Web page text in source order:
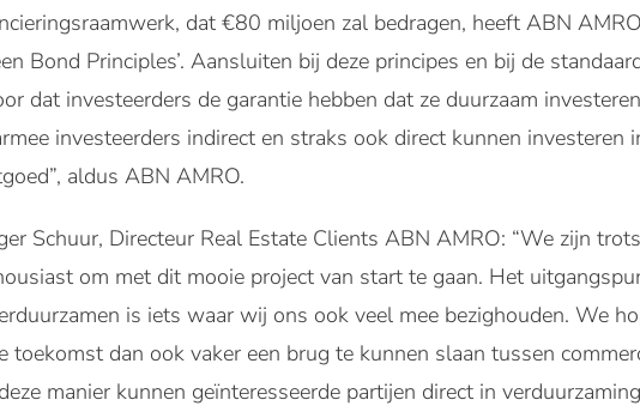
dat €80 miljoen zal bedragen, heeft ABN
Bond Principles’. Aansluiten bij deze principes en bij de
dat investeerders de garantie hebben dat ze duurzaam
investeerders indirect en straks ook direct kunnen investeren
aldus ABN AMRO.
Schuur, Directeur Real Estate Clients ABN AMRO: “We zijn
om met dit mooie project van start te gaan. Het
is iets waar wij ons ook veel mee bezighouden. We
toekomst dan ook vaker een brug te kunnen slaan tussen
manier kunnen geïnteresseerde partijen direct in